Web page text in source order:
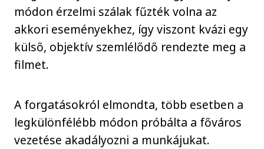
módon érzelmi szálak fűzték volna az
akkori eseményekhez, így viszont kvázi egy
külső, objektív szemlélődő rendezte meg a
filmet.
A forgatásokról elmondta, több esetben a
legkülönfélébb módon próbálta a főváros
vezetése akadályozni a munkájukat.